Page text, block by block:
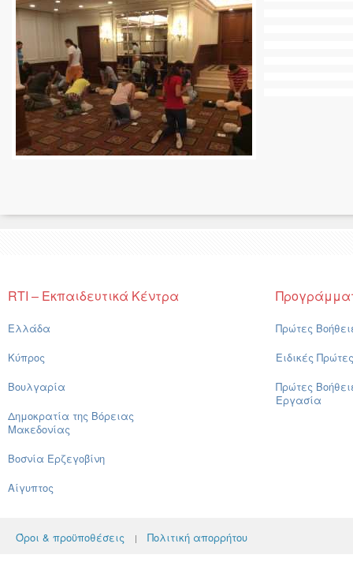
RTI – Εκπαιδευτικά Κέντρα
Ελλάδα
Κύπρος
Βουλγαρία
Δημοκρατία της Βόρειας
Μακεδονίας
Βοσνία Ερζεγοβίνη
Αίγυπτος
Πρώτες
Ειδικές
Πρώτες
Εργασία
Όροι & προϋποθέσεις | Πολιτική απορρήτου